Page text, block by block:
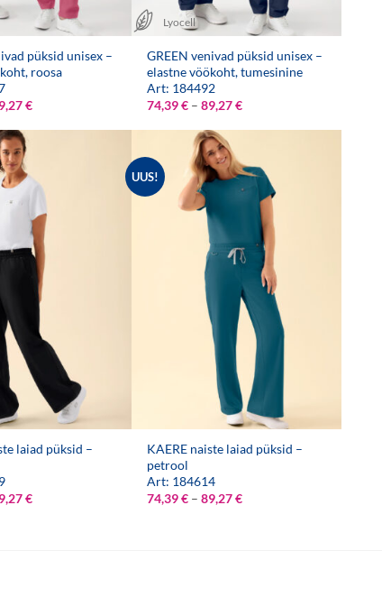
püksid unisex –
roosa
€Hinnavahemik:
kuni
Lyocell
GREEN venivad püksid unisex –
elastne vöökoht, tumesinine
Art: 184492
74,39€ – 89,27€Hinnavahemik:
kuni
laiad püksid –
€Hinnavahemik:
UUS!
KAERE naiste laiad püksid –
petrool
Art: 184614
74,39€ – 89,27€Hinnavahemik: